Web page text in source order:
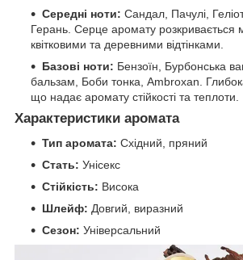
Середні ноти: Сандал, Пачулі,
Герань. Серце аромату розкривається
квітковими та деревними відтінками.
Базові ноти: Бензоїн, Бурбонська
бальзам, Боби тонка, Ambroxan.
що надає аромату стійкості та теплоти.
Характеристики аромата
Тип аромата: Східний, пряний
Стать: Унісекс
Стійкість: Висока
Шлейф: Довгий, виразний
Сезон: Універсальний